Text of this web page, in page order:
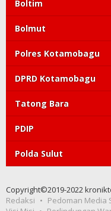
Boltim
Bolmut
Polres Kotamobagu
DPRD Kotamobagu
Tatong Bara
PDIP
Polda Sulut
Copyright©2019-2022
Redaksi
Pedoman Media